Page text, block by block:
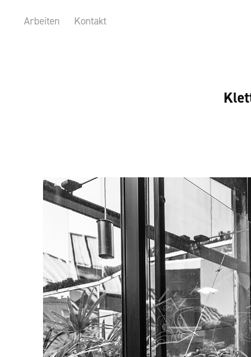
Arbeiten Kontakt